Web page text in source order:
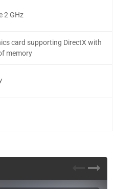
2 GHz
card supporting DirectX with
memory